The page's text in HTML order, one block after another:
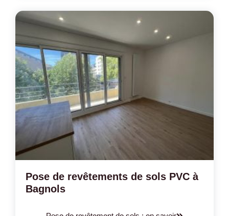
Pose de revêtements de sols PVC à
Bagnols